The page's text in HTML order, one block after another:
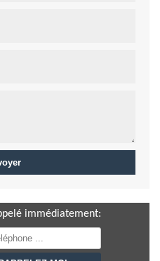
immédiatement: